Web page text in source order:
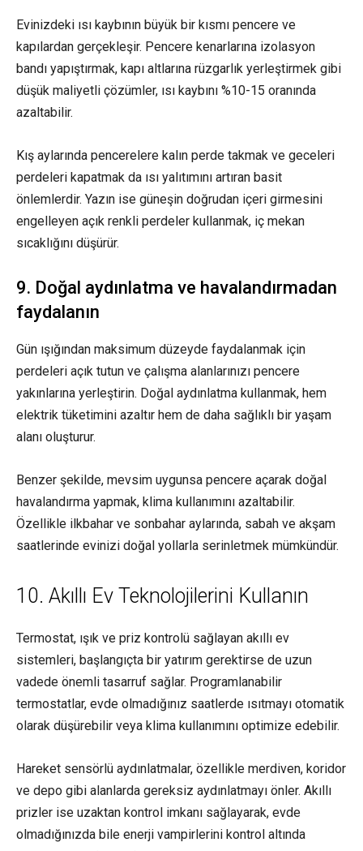
Evinizdeki ısı kaybının büyük bir kısmı pencere ve
kapılardan gerçekleşir. Pencere kenarlarına izolasyon
bandı yapıştırmak, kapı altlarına rüzgarlık yerleştirmek gibi
düşük maliyetli çözümler, ısı kaybını %10-15 oranında
azaltabilir.
Kış aylarında pencerelere kalın perde takmak ve geceleri
perdeleri kapatmak da ısı yalıtımını artıran basit
önlemlerdir. Yazın ise güneşin doğrudan içeri girmesini
engelleyen açık renkli perdeler kullanmak, iç mekan
sıcaklığını düşürür.
9. Doğal aydınlatma ve havalandırmadan
faydalanın
Gün ışığından maksimum düzeyde faydalanmak için
perdeleri açık tutun ve çalışma alanlarınızı pencere
yakınlarına yerleştirin. Doğal aydınlatma kullanmak, hem
elektrik tüketimini azaltır hem de daha sağlıklı bir yaşam
alanı oluşturur.
Benzer şekilde, mevsim uygunsa pencere açarak doğal
havalandırma yapmak, klima kullanımını azaltabilir.
Özellikle ilkbahar ve sonbahar aylarında, sabah ve akşam
saatlerinde evinizi doğal yollarla serinletmek mümkündür.
10. Akıllı Ev Teknolojilerini Kullanın
Termostat, ışık ve priz kontrolü sağlayan akıllı ev
sistemleri, başlangıçta bir yatırım gerektirse de uzun
vadede önemli tasarruf sağlar. Programlanabilir
termostatlar, evde olmadığınız saatlerde ısıtmayı otomatik
olarak düşürebilir veya klima kullanımını optimize edebilir.
Hareket sensörlü aydınlatmalar, özellikle merdiven, koridor
ve depo gibi alanlarda gereksiz aydınlatmayı önler. Akıllı
prizler ise uzaktan kontrol imkanı sağlayarak, evde
olmadığınızda bile enerji vampirlerini kontrol altında